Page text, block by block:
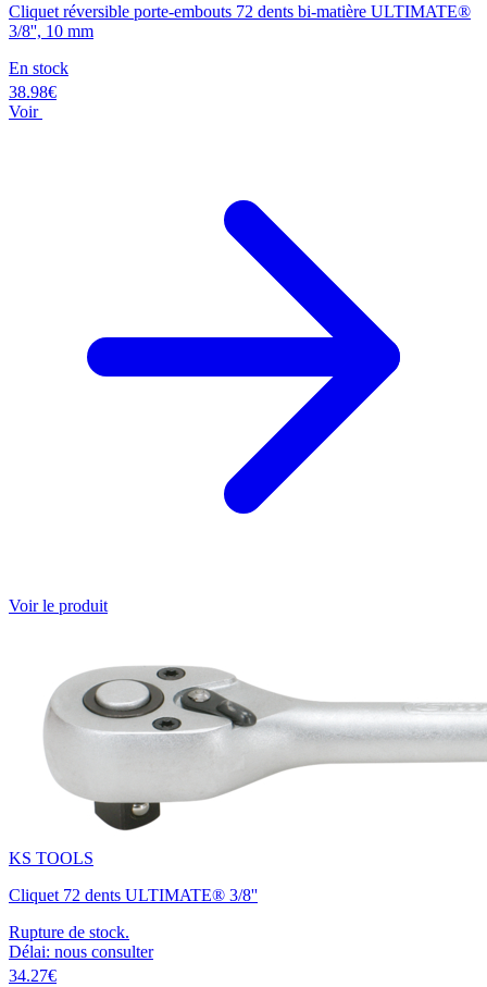
Cliquet réversible porte-embouts 72 dents bi-matière ULTIMATE®
3/8'', 10 mm
En stock
38.98€
Voir
Voir le produit
KS TOOLS
Cliquet 72 dents ULTIMATE® 3/8''
Rupture de stock.
Délai: nous consulter
34.27€